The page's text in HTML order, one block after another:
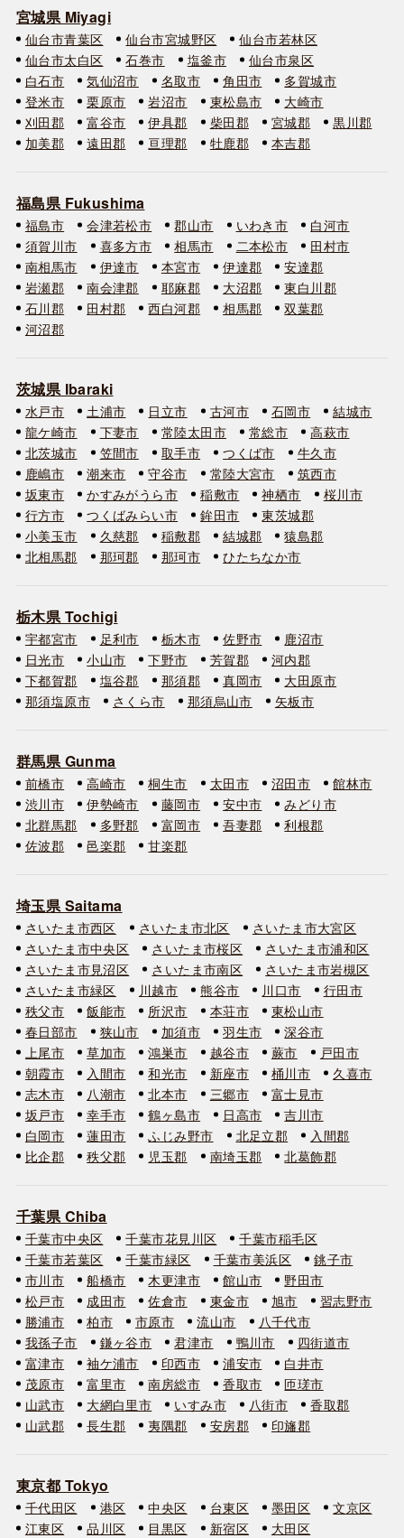
宮城県 Miyagi
仙台市青葉区 仙台市宮城野区
仙台市若林区
仙台市太白区
石巻市 塩釜市
仙台市泉区
白石市
気仙沼市 名取市 角田市
多賀城市
登米市
栗原市 岩沼市 東松島市
大崎市
刈田郡
富谷市 伊具郡 柴田郡 宮城郡
黒川郡
加美郡
遠田郡 亘理郡 牡鹿郡 本吉郡
福島県 Fukushima
福島市 会津若松市 郡山市 いわき市
白河市
須賀川市
喜多方市 相馬市 二本松市
田村市
南相馬市
伊達市 本宮市 伊達郡
安達郡
岩瀬郡
南会津郡 耶麻郡 大沼郡
東白川郡
石川郡
田村郡 西白河郡 相馬郡
双葉郡
河沼郡
茨城県 Ibaraki
水戸市 土浦市 日立市 古河市 石岡市
結城市
龍ケ崎市
下妻市 常陸太田市 常総市
高萩市
北茨城市
笠間市 取手市 つくば市
牛久市
鹿嶋市
潮来市 守谷市 常陸大宮市
筑西市
坂東市
かすみがうら市 稲敷市 神栖市
桜川市
行方市
つくばみらい市 鉾田市
東茨城郡
小美玉市
久慈郡 稲敷郡 結城郡
猿島郡
北相馬郡
那珂郡 那珂市 ひたちなか市
栃木県 Tochigi
宇都宮市 足利市 栃木市 佐野市
鹿沼市
日光市
小山市 下野市 芳賀郡
河内郡
下都賀郡
塩谷郡 那須郡 真岡市
大田原市
那須塩原市
さくら市 那須烏山市 矢板市
群馬県 Gunma
前橋市 高崎市 桐生市 太田市 沼田市
館林市
渋川市
伊勢崎市 藤岡市 安中市
みどり市
北群馬郡
多野郡 富岡市 吾妻郡
利根郡
佐波郡
邑楽郡 甘楽郡
埼玉県 Saitama
さいたま市西区 さいたま市北区
さいたま市大宮区
さいたま市中央区
さいたま市桜区
さいたま市浦和区
さいたま市見沼区
さいたま市南区
さいたま市岩槻区
さいたま市緑区
川越市 熊谷市 川口市
行田市
秩父市
飯能市 所沢市 本荘市
東松山市
春日部市
狭山市 加須市 羽生市
深谷市
上尾市
草加市 鴻巣市 越谷市 蕨市
戸田市
朝霞市
入間市 和光市 新座市 桶川市
久喜市
志木市
八潮市 北本市 三郷市
富士見市
坂戸市
幸手市 鶴ヶ島市 日高市
吉川市
白岡市
蓮田市 ふじみ野市 北足立郡
入間郡
比企郡
秩父郡 児玉郡 南埼玉郡 北葛飾郡
千葉県 Chiba
千葉市中央区 千葉市花見川区
千葉市稲毛区
千葉市若葉区
千葉市緑区 千葉市美浜区
銚子市
市川市
船橋市 木更津市 館山市
野田市
松戸市
成田市 佐倉市 東金市 旭市
習志野市
勝浦市
柏市 市原市 流山市
八千代市
我孫子市
鎌ヶ谷市 君津市 鴨川市
四街道市
富津市
袖ケ浦市 印西市 浦安市
白井市
茂原市
富里市 南房総市 香取市
匝瑳市
山武市
大網白里市 いすみ市 八街市
香取郡
山武郡
長生郡 夷隅郡 安房郡 印旛郡
東京都 Tokyo
千代田区 港区 中央区 台東区 墨田区
文京区
江東区
品川区 目黒区 新宿区
大田区